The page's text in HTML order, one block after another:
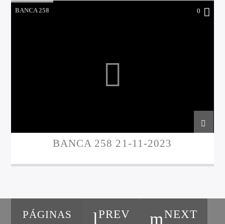
BANCA 258 0
BANCA 258 21-11-2023
PÁGINAS PREV NEXT